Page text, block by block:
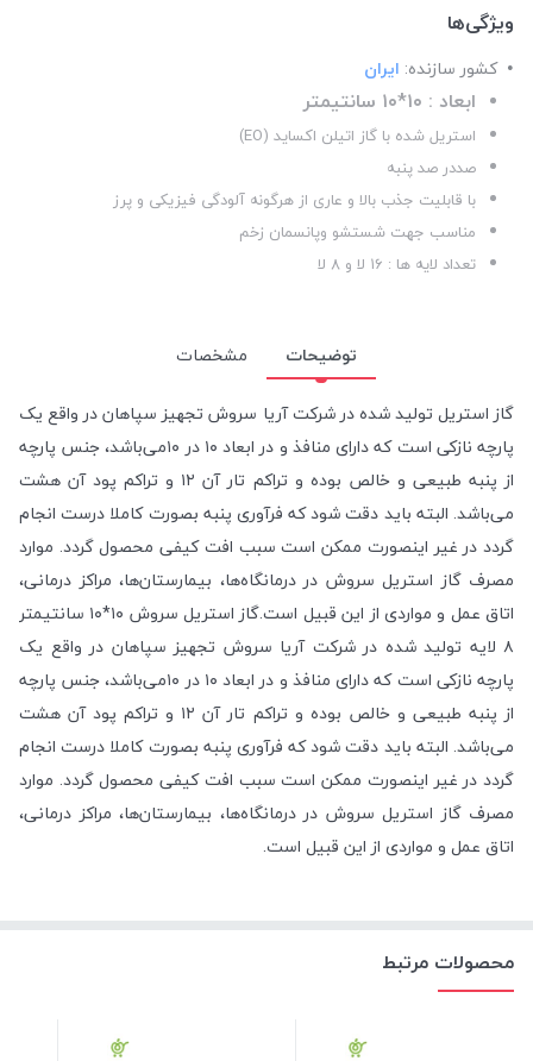
ویژگی‌ها
کشور سازنده: ایران
ابعاد : ۱۰*۱۰ سانتیمتر
استریل شده با گاز اتیلن اکساید (EO)
صددر صد پنبه
با قابلیت جذب بالا و عاری از هرگونه آلودگی فیزیکی و پرز
مناسب جهت شستشو وپانسمان زخم
تعداد لایه ها : ۱۶ لا و ۸ لا
توضیحات
مشخصات
گاز استریل تولید شده در شرکت آریا سروش تجهیز سپاهان در واقع یک
پارچه نازکی است که دارای منافذ و در ابعاد ۱۰ در ۱۰می‌باشد، جنس پارچه
از پنبه طبیعی و خالص بوده و تراکم تار آن ۱۲ و تراکم پود آن هشت
می‌باشد. البته باید دقت شود که فرآوری پنبه بصورت کاملا درست انجام
گردد در غیر اینصورت ممکن است سبب افت کیفی محصول گردد. موارد
مصرف گاز استریل سروش در درمانگاه‌ها، بیمارستان‌ها، مراکز درمانی،
اتاق عمل و مواردی از این قبیل است.گاز استریل سروش ۱۰*۱۰ سانتیمتر
۸ لایه تولید شده در شرکت آریا سروش تجهیز سپاهان در واقع یک
پارچه نازکی است که دارای منافذ و در ابعاد ۱۰ در ۱۰می‌باشد، جنس پارچه
از پنبه طبیعی و خالص بوده و تراکم تار آن ۱۲ و تراکم پود آن هشت
می‌باشد. البته باید دقت شود که فرآوری پنبه بصورت کاملا درست انجام
گردد در غیر اینصورت ممکن است سبب افت کیفی محصول گردد. موارد
مصرف گاز استریل سروش در درمانگاه‌ها، بیمارستان‌ها، مراکز درمانی،
اتاق عمل و مواردی از این قبیل است.
محصولات مرتبط